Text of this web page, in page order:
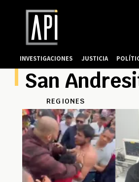
San
REGIONES
INVESTIGACIONES JUSTICIA